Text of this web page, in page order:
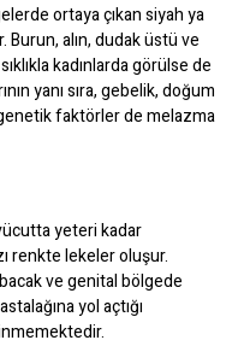
ortaya çıkan siyah ya
alın, dudak üstü ve
kadınlarda görülse de
yanı sıra, gebelik, doğum
faktörler de melazma
yeteri kadar
renkte lekeler oluşur.
ve genital bölgede
yol açtığı